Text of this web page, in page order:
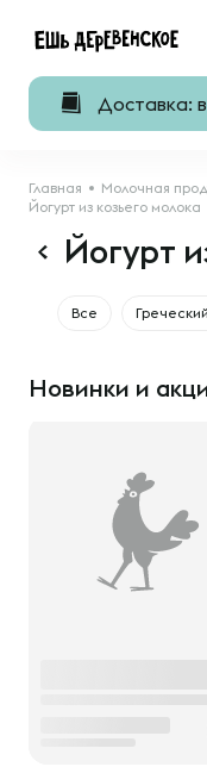
Доставка:
Главная Молочная
Йогурт из козьего молока
Йогурт
Все
Новинки и